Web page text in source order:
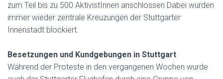
zum Teil bis zu 500 AktivistInnen anschlossen Dabei wurden
immer wieder zentrale Kreuzungen der Stuttgarter
Innenstadt blockiert.
Besetzungen und Kundgebungen in Stuttgart
Während der Proteste in den vergangenen Wochen wurde